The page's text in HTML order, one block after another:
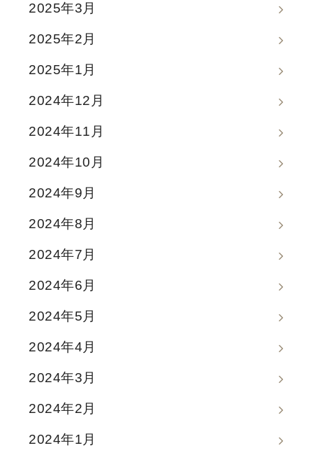
2025年3月
2025年2月
2025年1月
2024年12月
2024年11月
2024年10月
2024年9月
2024年8月
2024年7月
2024年6月
2024年5月
2024年4月
2024年3月
2024年2月
2024年1月